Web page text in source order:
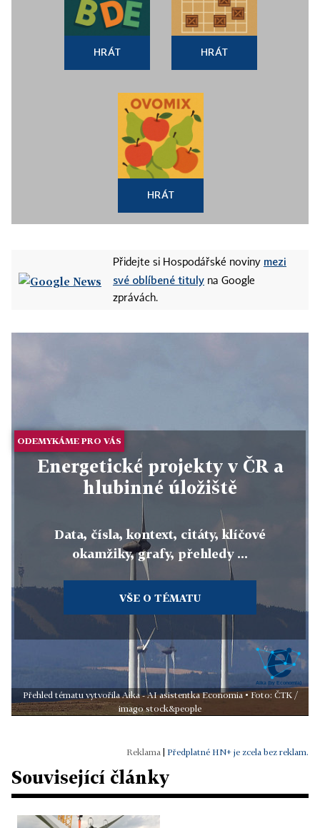
HRÁT HRÁT
HRÁT
Přidejte si Hospodářské noviny mezi
své oblíbené tituly na Google
zprávách.
ODEMYKÁME PRO VÁS
Energetické projekty v ČR a
hlubinné úložiště
Data, čísla, kontext, citáty, klíčové
okamžiky, grafy, přehledy ...
VŠE O TÉMATU
Přehled tématu vytvořila Aika - AI asistentka Economia • Foto: ČTK /
imago stock&people
Předplatné HN+ je zcela bez reklam.
Související články